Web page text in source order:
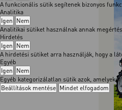
A funkcionális sütik segítenek bizonyos
Analitika
Igen Nem
Analitikai sütiket használnak annak
Hirdetés
Igen Nem
A hirdetési sütiket arra használják, hogy a
Egyéb
Igen Nem
Egyéb kategorizálatlan sütik azok,
Beállítások mentése Mindet elfogadom